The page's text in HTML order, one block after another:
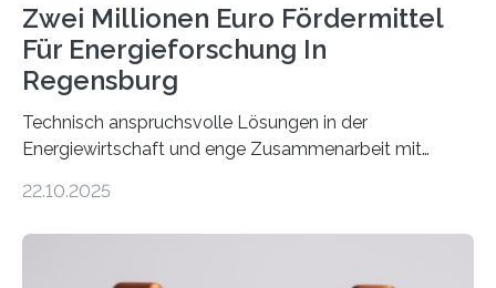
Zwei Millionen Euro Fördermittel
Für Energieforschung In
Regensburg
Technisch anspruchsvolle Lösungen in der
Energiewirtschaft und enge Zusammenarbeit mit
neuen EU-geförderten Transfer-Projekte zu
Energietechnologien werden vom Europäischen
22.10.2025